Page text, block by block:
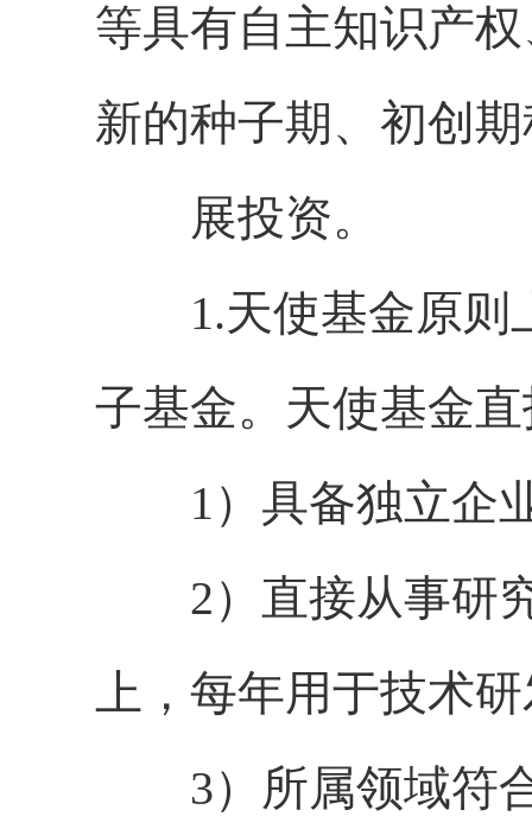
等具有自主知识产
新的种子期、初创
展投资。
1.天使基金原则
子基金。天使基金
1）具备独立企
2）直接从事研究
上，每年用于技术
3）所属领域符合